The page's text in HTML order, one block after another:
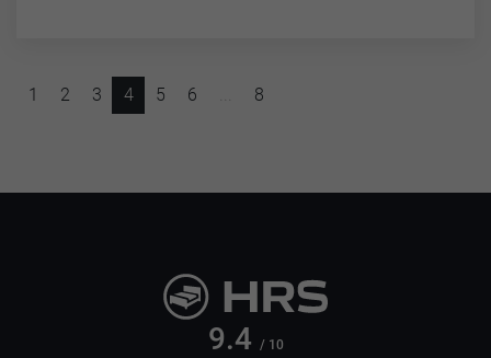
1 2 3 4 5 6 8
9.4 / 10